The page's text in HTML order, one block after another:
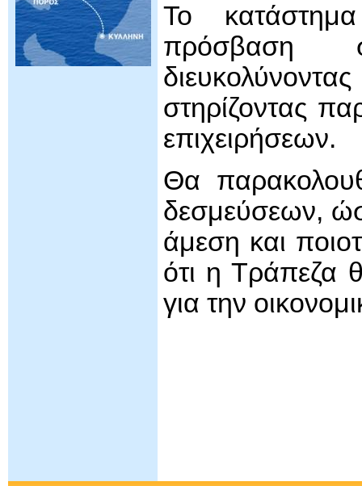
Το
πρόσβαση
στηρίζοντας
επιχειρήσεων.
Θα
δεσμεύσεων,
άμεση και
ότι η Τράπεζα
για την